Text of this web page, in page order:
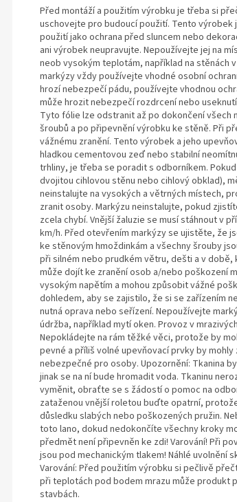
Před montáží a použitím výrobku je třeba si
uschovejte pro budoucí použití. Tento výrobek
použití jako ochrana před sluncem nebo
ani výrobek neupravujte. Nepoužívejte jej na
neob vysokým teplotám, například na stěnách
markýzy vždy používejte vhodné osobní
hrozí nebezpečí pádu, používejte vhodnou
může hrozit nebezpečí rozdrcení nebo
Tyto fólie lze odstranit až po dokončení všech
šroubů a po připevnění výrobku ke stěně. Při
vážnému zranění. Tento výrobek a jeho
hladkou cementovou zeď nebo stabilní
trhliny, je třeba se poradit s odborníkem.
dvojitou cihlovou stěnu nebo cihlový obklad),
neinstalujte na vysokých a větrných místech,
zranit osoby. Markýzu neinstalujte, pokud
zcela chybí. Vnější žaluzie se musí stáhnout v
km/h. Před otevřením markýzy se ujistěte, že
ke stěnovým hmoždinkám a všechny šrouby
při silném nebo prudkém větru, dešti a v době,
může dojít ke zranění osob a/nebo poškození
vysokým napětím a mohou způsobit vážné
dohledem, aby se zajistilo, že si se zařízením
nutná oprava nebo seřízení. Nepoužívejte
údržba, například mytí oken. Provoz v
Nepokládejte na rám těžké věci, protože by
pevné a příliš volné upevňovací prvky by
nebezpečné pro osoby. Upozornění: Tkanina
jinak se na ní bude hromadit voda. Tkaninu
vyměnit, obraťte se s žádostí o pomoc na
zataženou vnější roletou buďte opatrní,
důsledku slabých nebo poškozených pružin.
toto lano, dokud nedokončíte všechny kroky
předmět není připevněn ke zdi! Varování! Při
jsou pod mechanickým tlakem! Náhlé uvolnění
Varování: Před použitím výrobku si pečlivě
při teplotách pod bodem mrazu může produkt
stavbách.